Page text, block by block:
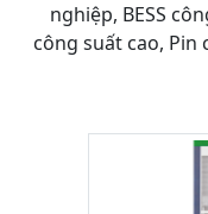
nghiệp, BESS
công suất cao, Pin